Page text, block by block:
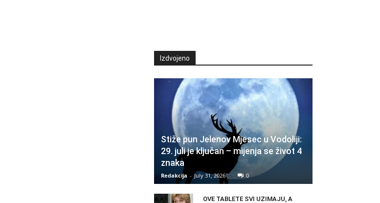
Izdvojeno
Stiže pun Jelenov Mjesec u Vodoliji:
29. juli je ključan – mijenja se život 4
znaka
Redakcija - July 31, 2026 0
OVE TABLETE SVI UZIMAJU, A